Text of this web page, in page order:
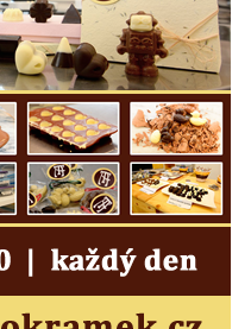
v parku v
5. 1945 v
na
u